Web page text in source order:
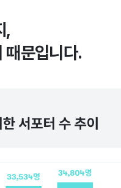
,
때문입니다.